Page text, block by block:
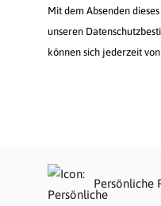
Mit dem Absenden
unseren
können sich jederzeit
Persönliche